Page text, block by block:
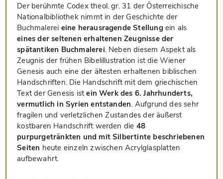
Der berühmte Codex theol. gr. 31 der Österreichische
Nationalbibliothek nimmt in der Geschichte der
Buchmalerei eine herausragende Stellungein als
eines der seltenen erhaltenen Zeugnisse der
spätantiken Buchmalerei. Neben diesem Aspekt als
Zeugnis der frühen Bibelillustration ist die Wiener
Genesis auch eine der ältesten erhaltenen biblischen
Handschriften. Die Handschrift mit dem griechischen
Text der Genesis istein Werk des 6. Jahrhunderts,
vermutlich in Syrien entstanden. Aufgrund des sehr
fragilen und verletzlichen Zustandes der äußerst
kostbaren Handschrift werden die 48
purpurgetränkten und mit Silbertinte beschriebenen
Seiten heute einzeln zwischen Acrylglasplatten
aufbewahrt.